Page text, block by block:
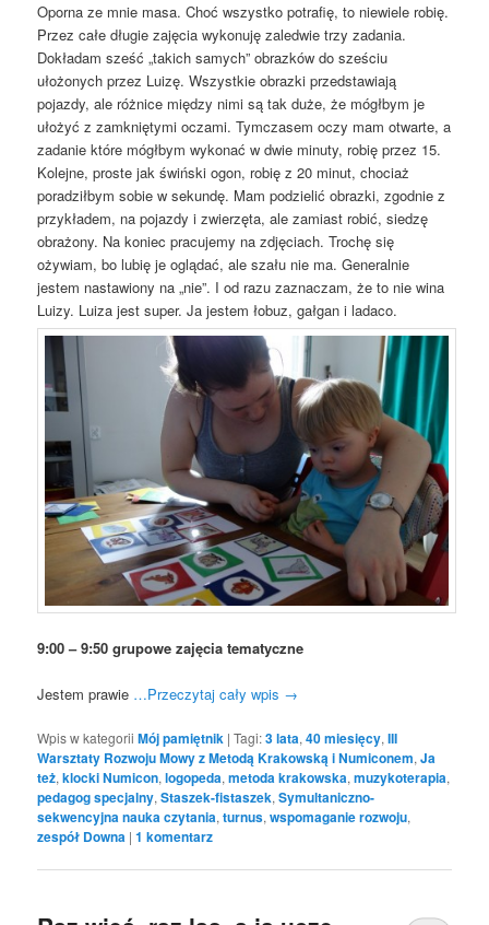
Oporna ze mnie masa. Choć wszystko potrafię, to niewiele robię.
Przez całe długie zajęcia wykonuję zaledwie trzy zadania.
Dokładam sześć „takich samych” obrazków do sześciu
ułożonych przez Luizę. Wszystkie obrazki przedstawiają
pojazdy, ale różnice między nimi są tak duże, że mógłbym je
ułożyć z zamkniętymi oczami. Tymczasem oczy mam otwarte, a
zadanie które mógłbym wykonać w dwie minuty, robię przez 15.
Kolejne, proste jak świński ogon, robię z 20 minut, chociaż
poradziłbym sobie w sekundę. Mam podzielić obrazki, zgodnie z
przykładem, na pojazdy i zwierzęta, ale zamiast robić, siedzę
obrażony. Na koniec pracujemy na zdjęciach. Trochę się
ożywiam, bo lubię je oglądać, ale szału nie ma. Generalnie
jestem nastawiony na „nie”. I od razu zaznaczam, że to nie wina
Luizy. Luiza jest super. Ja jestem łobuz, gałgan i ladaco.
9:00 – 9:50 grupowe zajęcia tematyczne
Jestem prawie …Przeczytaj cały wpis →
Wpis w kategoriiMój pamiętnik |Tagi:3 lata,40 miesięcy,III
Warsztaty Rozwoju Mowy z Metodą Krakowską i Numiconem,Ja
też,klocki Numicon,logopeda,metoda krakowska,muzykoterapia,
pedagog specjalny,Staszek-fistaszek,Symultaniczno-
sekwencyjna nauka czytania,turnus,wspomaganie rozwoju,
zespół Downa |1 komentarz